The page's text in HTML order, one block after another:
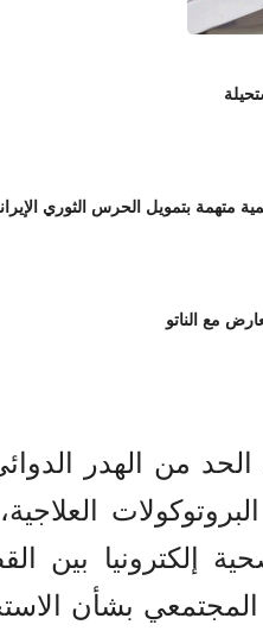
بتمويل الحرس الثوري
مع الناتو
من الهدر
إلكترونيا بين
بشأن